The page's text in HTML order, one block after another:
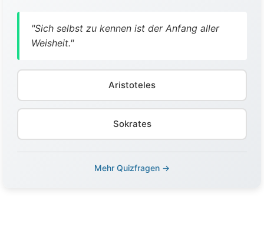
"Sich selbst zu kennen ist der Anfang aller
Weisheit."
Aristoteles
Sokrates
Mehr Quizfragen →